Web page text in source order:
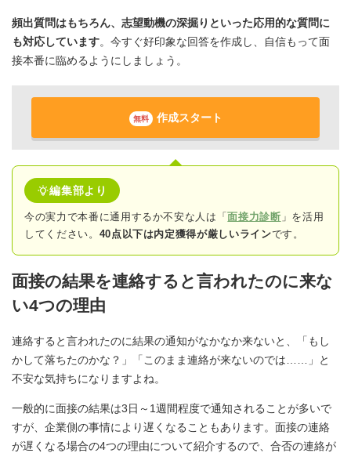
頻出質問はもちろん、志望動機の深掘りといった応用的な質問に
も対応しています。今すぐ好印象な回答を作成し、自信もって面
接本番に臨めるようにしましょう。
無料 作成スタート
編集部より
今の実力で本番に通用するか不安な人は「面接力診断 」を活用
してください。 40点以下は内定獲得が厳しいラインです。
面接の結果を連絡すると言われたのに来な
い4つの理由
連絡すると言われたのに結果の通知がなかなか来ないと、「もし
かして落ちたのかな？」「このまま連絡が来ないのでは……」と
不安な気持ちになりますよね。
一般的に面接の結果は3日～1週間程度で通知されることが多いで
すが、企業側の事情により遅くなることもあります。面接の連絡
が遅くなる場合の4つの理由について紹介するので、合否の連絡が